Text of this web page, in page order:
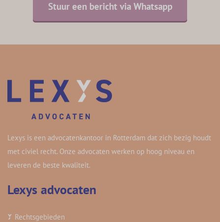
Stuur een bericht via Whatsapp
Lexys is een advocatenkantoor in Rotterdam dat zich bezig houdt
met civiel recht. Onze advocaten werken op hoog niveau en
leveren de beste kwaliteit.
Lexys advocaten
Rechtsgebieden